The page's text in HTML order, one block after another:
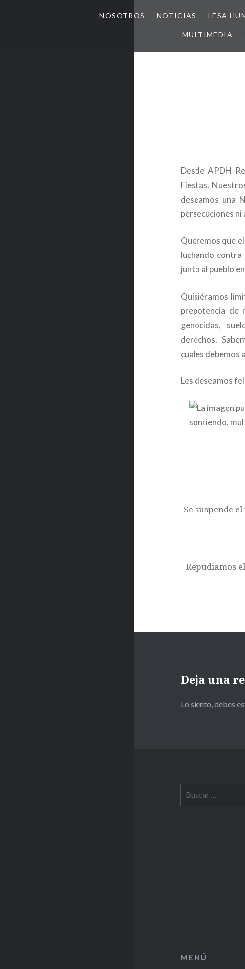
NOSOTROS NOTICIAS LESA
MULTIMEDIA
Desde APDH
Fiestas.
deseamos una
persecuciones
Queremos que
luchando contra
junto al pueblo
Quisiéramos
prepotencia de
genocidas,
derechos.
cuales debemos
Les deseamos
entradasSe suspende
Repudiamos
Deja una
Lo siento, debes
MENÚ